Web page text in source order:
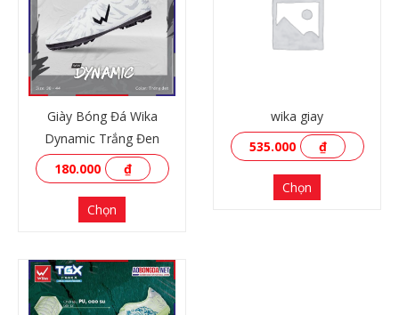
Giày Bóng Đá Wika
Dynamic Trắng Đen
180.000
₫
Chọn
wika giay
535.000
₫
Chọn